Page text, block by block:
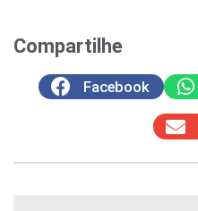
Compartilhe
Facebook